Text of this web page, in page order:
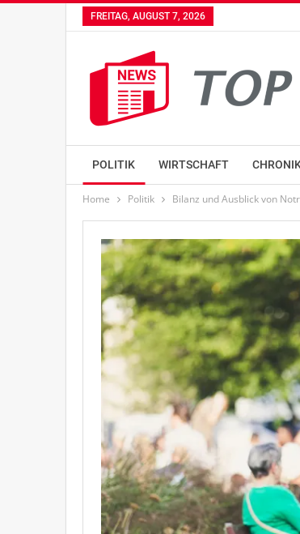
FREITAG, AUGUST 7, 2026
POLITIK WIRTSCHAFT
Home Politik Bilanz und Ausblick von